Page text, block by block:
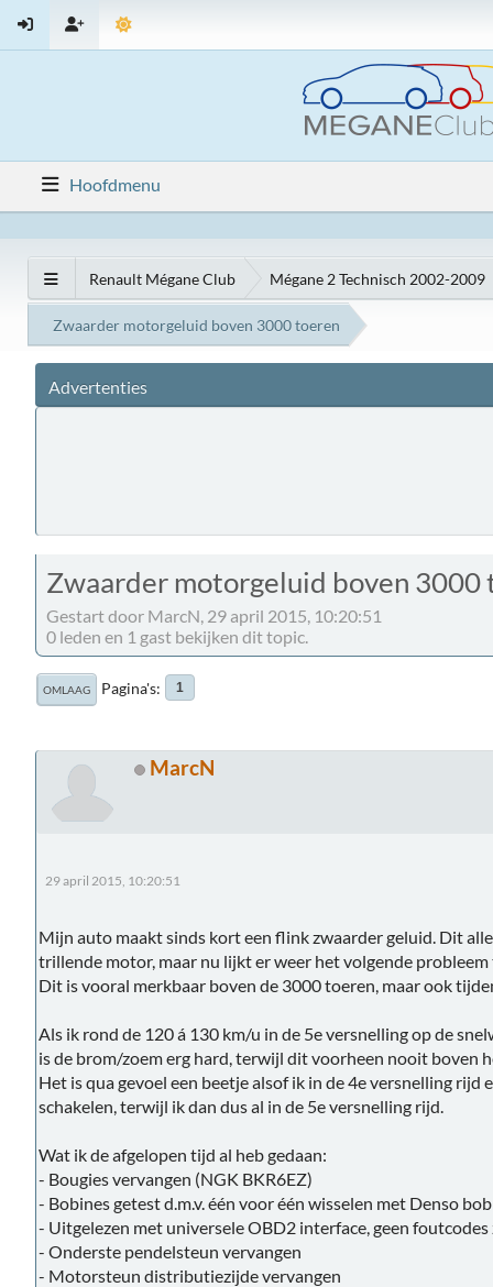
Hoofdmenu
Renault Mégane Club Mégane 2 Technisch 2002-2009
Zwaarder motorgeluid boven 3000 toeren
Advertenties
Zwaarder motorgeluid boven 3000
Gestart door MarcN, 29 april 2015, 10:20:51
0 leden en 1 gast bekijken dit topic.
OMLAAG Pagina's 1
MarcN
29 april 2015, 10:20:51
Mijn auto maakt sinds kort een flink zwaarder geluid. Dit
trillende motor, maar nu lijkt er weer het volgende
Dit is vooral merkbaar boven de 3000 toeren, maar ook
Als ik rond de 120 á 130 km/u in de 5e versnelling op de
is de brom/zoem erg hard, terwijl dit voorheen nooit boven
Het is qua gevoel een beetje alsof ik in de 4e versnelling rijd
schakelen, terwijl ik dan dus al in de 5e versnelling rijd.
Wat ik de afgelopen tijd al heb gedaan:
- Bougies vervangen (NGK BKR6EZ)
- Bobines getest d.m.v. één voor één wisselen met Denso
- Uitgelezen met universele OBD2 interface, geen
- Onderste pendelsteun vervangen
- Motorsteun distributiezijde vervangen